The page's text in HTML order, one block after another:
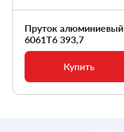
Пруток алюминиевый
6061Т6 393,7
Купить